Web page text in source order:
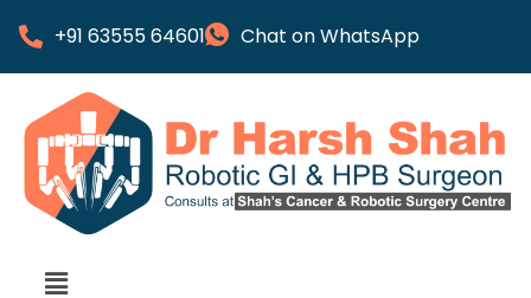
+91 63555 64601 Chat on WhatsApp